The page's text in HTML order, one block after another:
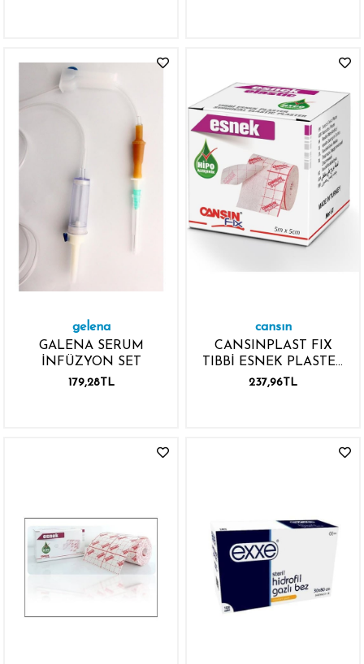
gelena
GALENA SERUM
İNFÜZYON SET
179,28TL
cansın
CANSINPLAST FIX
TIBBİ ESNEK PLASTER
5MX 5CM NO 61
237,96TL